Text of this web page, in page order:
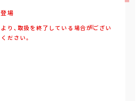
場
り、取扱を終了している場合がござい
ださい。